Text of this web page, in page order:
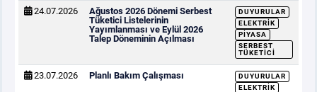
24.07.2026
Ağustos 2026 Dönemi Serbest
Tüketici Listelerinin
Yayımlanması ve Eylül 2026
Talep Döneminin Açılması
DUYURULAR
ELEKTRIK
PIYASA
SERBEST
TÜKETICI
23.07.2026 Planlı Bakım Çalışması
DUYURULAR
ELEKTRIK